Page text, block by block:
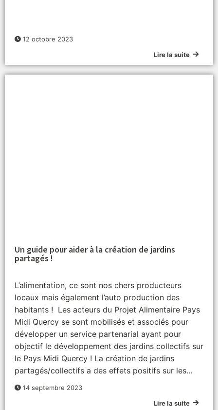
12 octobre 2023
Lire la suite
Un guide pour aider à la création de jardins
partagés !
L’alimentation, ce sont nos chers producteurs
locaux mais également l’auto production des
habitants ! Les acteurs du Projet Alimentaire Pays
Midi Quercy se sont mobilisés et associés pour
développer un service partenarial ayant pour
objectif le développement des jardins collectifs sur
le Pays Midi Quercy ! La création de jardins
partagés/collectifs a des effets positifs sur les...
14 septembre 2023
Lire la suite